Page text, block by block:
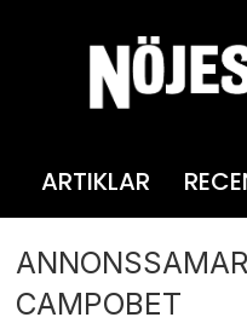
ARTIKLAR
CAMPOBET